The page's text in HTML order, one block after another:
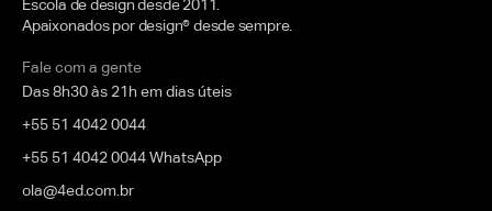
Escola de design desde 2011.
Apaixonados por design® desde sempre.
Fale com a gente
Das 8h30 às 21h em dias úteis
+55 51 4042 0044
+55 51 4042 0044 WhatsApp
ola@4ed.com.br